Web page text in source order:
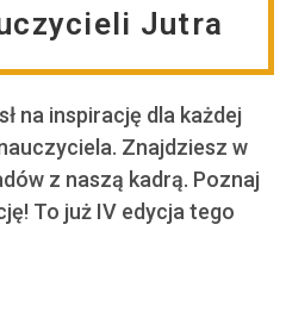
Jutra
na inspirację dla każdej
Znajdziesz w
z naszą kadrą. Poznaj
To już IV edycja tego